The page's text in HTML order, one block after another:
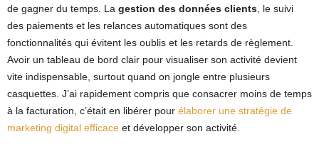
de gagner du temps. La gestion des données clients , le suivi
des paiements et les relances automatiques sont des
fonctionnalités qui évitent les oublis et les retards de règlement.
Avoir un tableau de bord clair pour visualiser son activité devient
vite indispensable, surtout quand on jongle entre plusieurs
casquettes. J’ai rapidement compris que consacrer moins de temps
à la facturation, c’était en libérer pour élaborer une stratégie de
marketing digital efficace et développer son activité.